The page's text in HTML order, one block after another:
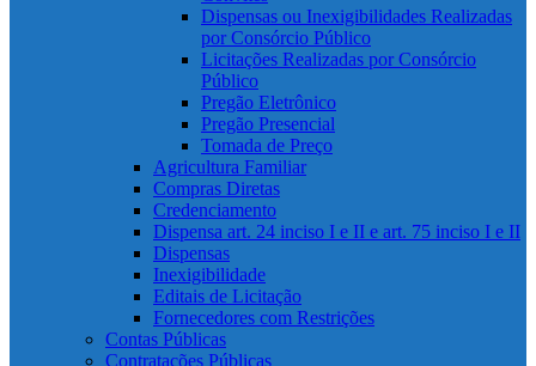
Dispensas ou Inexigibilidades Realizadas
por Consórcio Público
Licitações Realizadas por Consórcio
Público
Pregão Eletrônico
Pregão Presencial
Tomada de Preço
Agricultura Familiar
Compras Diretas
Credenciamento
Dispensa art. 24 inciso I e II e art. 75 inciso I e II
Dispensas
Inexigibilidade
Editais de Licitação
Fornecedores com Restrições
Contas Públicas
Contratações Públicas